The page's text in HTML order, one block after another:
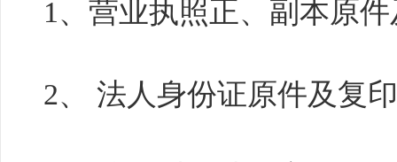
1、营业执照正、副本原
2、 法人身份证原件及复